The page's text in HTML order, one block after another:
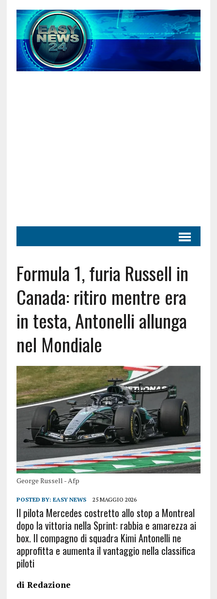
Formula 1, furia Russell in
Canada: ritiro mentre era
in testa, Antonelli allunga
nel Mondiale
George Russell - Afp
POSTED BY: EASY NEWS 25 MAGGIO 2026
Il pilota Mercedes costretto allo stop a Montreal
dopo la vittoria nella Sprint: rabbia e amarezza ai
box. Il compagno di squadra Kimi Antonelli ne
approfitta e aumenta il vantaggio nella classifica
piloti
di Redazione